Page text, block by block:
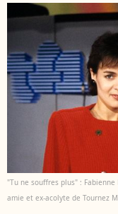
"Tu ne souffres plus" :
amie et ex-acolyte de Tournez